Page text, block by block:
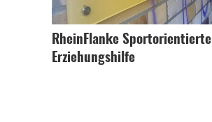
RheinFlanke Sportorientierte
Erziehungshilfe